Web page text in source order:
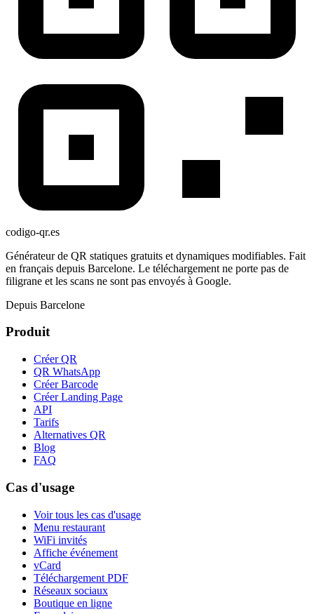
codigo-qr.es
Générateur de QR statiques gratuits et dynamiques modifiables. Fait
en français depuis Barcelone. Le téléchargement ne porte pas de
filigrane et les scans ne sont pas envoyés à Google.
Depuis Barcelone
Produit
Créer QR
QR WhatsApp
Créer Barcode
Créer Landing Page
API
Tarifs
Alternatives QR
Blog
FAQ
Cas d'usage
Voir tous les cas d'usage
Menu restaurant
WiFi invités
Affiche événement
vCard
Téléchargement PDF
Réseaux sociaux
Boutique en ligne